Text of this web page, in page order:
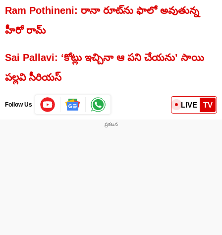
Ram Pothineni: రానా రూట్‌ను ఫాలో అవుతున్న
హీరో రామ్‌
Sai Pallavi: ‘కోట్లు ఇచ్చినా ఆ పని చేయను’ సాయి
పల్లవి సీరియస్
Follow Us LIVE TV